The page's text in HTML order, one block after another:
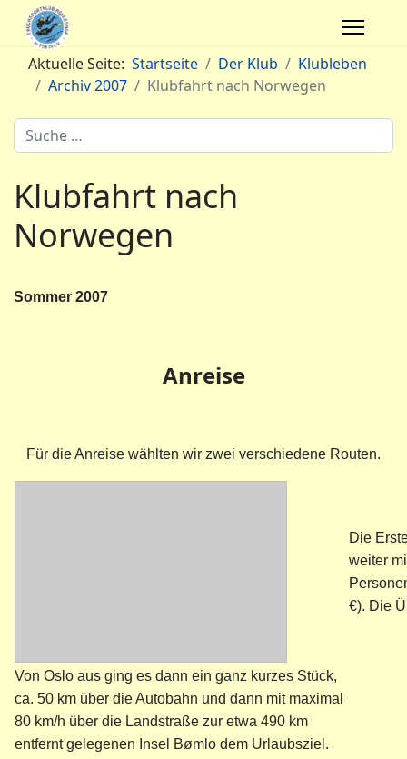
Aktuelle Seite: Startseite Der Klub
Klubleben
Archiv 2007
Klubfahrt nach Norwegen
Archivsuche
Klubfahrt nach
Norwegen
Sommer 2007
Anreise
Für die Anreise wählten wir zwei verschiedene Routen.
Die
weiter
€). Die
Von Oslo aus ging es dann ein ganz kurzes Stück,
ca. 50 km über die Autobahn und dann mit maximal
80 km/h über die Landstraße zur etwa 490 km
entfernt gelegenen Insel Bømlo dem Urlaubsziel.